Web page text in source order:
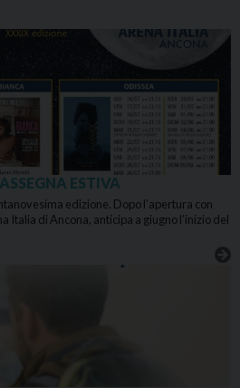
ESTIVA
edizione. Dopo l’apertura con
Italia di Ancona, anticipa a giugno l’inizio del